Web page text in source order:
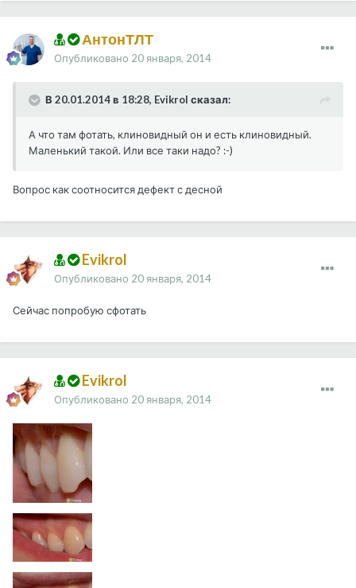
АнтонТЛТ
Опубликовано 20 января, 2014
В 20.01.2014 в 18:28, Evikrol сказал:
А что там фотать, клиновидный он и есть клиновидный.
Маленький такой. Или все таки надо? :-)
Вопрос как соотносится дефект с десной
Evikrol
Опубликовано 20 января, 2014
Сейчас попробую сфотать
Evikrol
Опубликовано 20 января, 2014